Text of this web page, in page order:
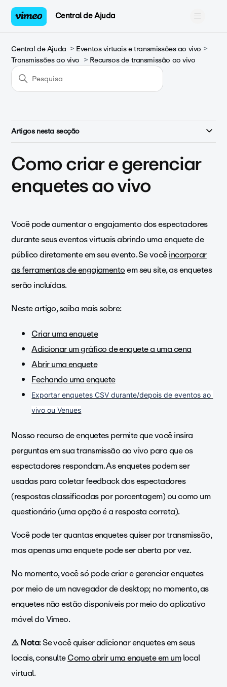
Central de Ajuda
Central de Ajuda
Eventos virtuais e transmissões ao vivo
Transmissões ao vivo
Recursos de transmissão ao vivo
Artigos nesta secção
Como criar e gerenciar
enquetes ao vivo
Você pode aumentar o engajamento dos espectadores
durante seus eventos virtuais abrindo uma enquete de
público diretamente em seu evento. Se vocêincorporar
as ferramentas de engajamentoem seu site, as enquetes
serão incluídas.
Neste artigo, saiba mais sobre:
Criar uma enquete
Adicionar um gráfico de enquete a uma cena
Abrir uma enquete
Fechando uma enquete
Exportar enquetes CSV durante/depois de eventos ao
vivo ou Venues
Nosso recurso de enquetes permite que você insira
perguntas em sua transmissão ao vivo para que os
espectadores respondam. As enquetes podem ser
usadas para coletar feedback dos espectadores
(respostas classificadas por porcentagem) ou como um
questionário (uma opção é a resposta correta).
Você pode ter quantas enquetes quiser por transmissão,
mas apenas uma enquete pode ser aberta por vez.
No momento, você só pode criar e gerenciar enquetes
por meio de um navegador de desktop; no momento, as
enquetes não estão disponíveis por meio do aplicativo
móvel do Vimeo.
⚠️ Nota: Se você quiser adicionar enquetes em seus
locais, consulteComo abrir uma enquete em umlocal
virtual.